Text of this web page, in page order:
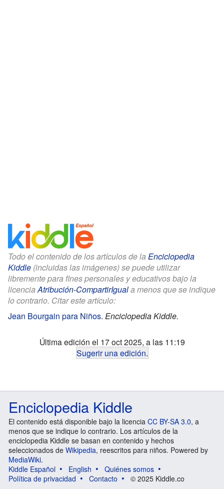
Todo el contenido de los artículos de la Enciclopedia
Kiddle (incluidas las imágenes) se puede utilizar
libremente para fines personales y educativos bajo la
licenciaAtribución-CompartirIguala menos que se indique
lo contrario. Citar este artículo:
Jean Bourgain para Niños. Enciclopedia Kiddle.
Última edición el 17 oct 2025, a las 11:19
Sugerir una edición.
Enciclopedia Kiddle
El contenido está disponible bajo la licencia CC BY-SA 3.0, a
menos que se indique lo contrario. Los artículos de la
enciclopedia Kiddle se basan en contenido y hechos
seleccionados de Wikipedia, reescritos para niños. Powered by
MediaWiki.
Kiddle Español
English
Quiénes somos
Política de privacidad
Contacto © 2025 Kiddle.co